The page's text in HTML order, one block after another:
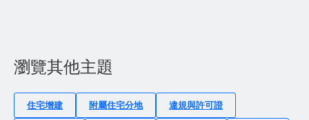
瀏覽其他主題
住宅增建 附屬住宅分地 違規與許可證